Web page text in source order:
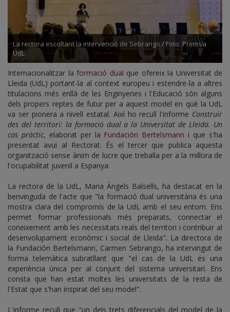
La rectora escoltant la intervenció de Sebrango / Foto: Premsa
UdL
Internacionalitzar la formació dual que ofereix la Universitat de
Lleida (UdL) portant-la al context europeu i estendre-la a altres
titulacions més enllà de les Enginyeries i l'Educació són alguns
dels propers reptes de futur per a aquest model en què la UdL
va ser pionera a nivell estatal. Així ho recull l'informe Construir
des del territori: la formació dual a la Universitat de Lleida. Un
cas pràctic, elaborat per la Fundación Bertelsmann i que s'ha
presentat avui al Rectorat. És el tercer que publica aquesta
organització sense ànim de lucre que treballa per a la millora de
l'ocupabilitat juvenil a Espanya.
La rectora de la UdL, Maria Àngels Balsells, ha destacat en la
benvinguda de l'acte que "la formació dual universitària és una
mostra clara del compromís de la UdL amb el seu entorn. Ens
permet formar professionals més preparats, connectar el
coneixement amb les necessitats reals del territori i contribuir al
desenvolupament econòmic i social de Lleida". La directora de
la Fundación Bertelsmann, Carmen Sebrango, ha intervingut de
forma telemàtica subratllant que "el cas de la UdL és una
experiència única per al conjunt del sistema universitari. Ens
consta que han estat moltes les universitats de la resta de
l'Estat que s'han inspirat del seu model".
L'informe recull que "un dels trets diferencials del model de la